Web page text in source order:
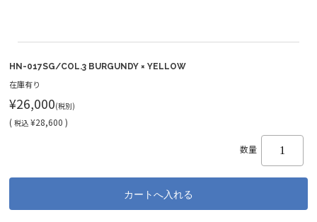
HN-017SG/COL.3 BURGUNDY × YELLOW
在庫有り
¥26,000(税別)
( 税込 ¥28,600 )
数量